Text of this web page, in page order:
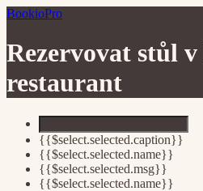
BookioPro
Rezervovat stůl v
restaurant
{{$select.selected.caption}}
{{$select.selected.name}}
{{$select.selected.msg}}
{{$select.selected.name}}